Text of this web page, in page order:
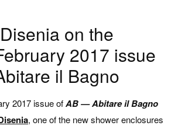
Контакты
Ideagroup
on the
2017 issue
il Bagno
2017 issue ofAB — Abitare il Bagno
, one of the new shower enclosures